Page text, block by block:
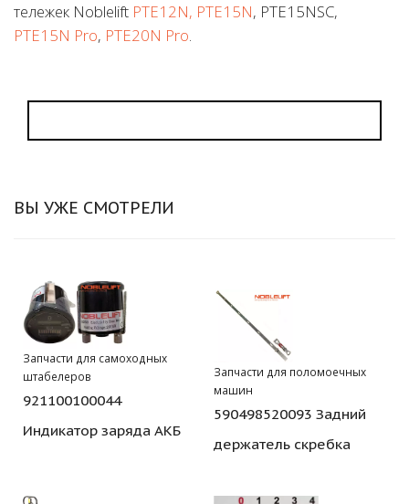
тележек Noblelift PTE12N, PTE15N, PTE15NSC,
PTE15N Pro, PTE20N Pro.
ВЫ УЖЕ СМОТРЕЛИ
Запчасти для самоходных
штабелеров
921100100044
Индикатор заряда АКБ
Запчасти для поломоечных
машин
590498520093 Задний
держатель скребка